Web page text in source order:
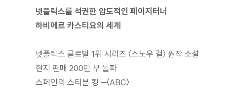
넷플릭스를 석권한 압도적인 페이지터너
하비에르 카스티요의 세계
넷플릭스 글로벌 1위 시리즈 〈스노우 걸〉 원작 소설
현지 판매 200만 부 돌파
스페인의 스티븐 킹 ─〈ABC〉